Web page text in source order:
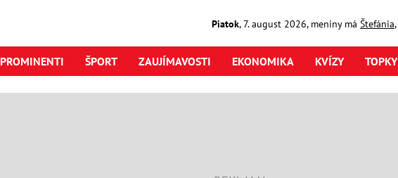
Piatok,7. august2026, meniny má Štefánia
PROMINENTI ŠPORT ZAUJÍMAVOSTI EKONOMIKA KVÍZY